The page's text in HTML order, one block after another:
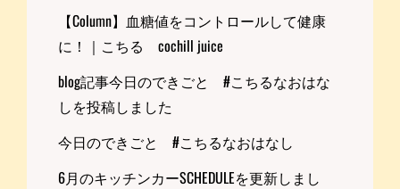
【Column】血糖値をコントロールして健康
に！｜こちる cochill juice
blog記事今日のできごと #こちるなおはな
しを投稿しました
今日のできごと #こちるなおはなし
6月のキッチンカーSCHEDULEを更新しまし